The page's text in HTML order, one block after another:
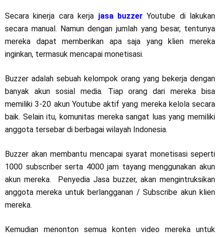
Secara kinerja cara kerja jasa buzzer Youtube di lakukan
secara manual. Namun dengan jumlah yang besar, tentunya
mereka dapat memberikan apa saja yang klien mereka
inginkan, termasuk mencapai monetisasi.
Buzzer adalah sebuah kelompok orang yang bekerja dengan
banyak akun sosial media. Tiap orang dari mereka bisa
memiliki 3-20 akun Youtube aktif yang mereka kelola secara
baik. Selain itu, komunitas mereka sangat luas yang memiliki
anggota tersebar di berbagai wilayah Indonesia.
Buzzer akan membantu mencapai syarat monetisasi seperti
1000 subscriber serta 4000 jam tayang menggunakan akun
akun mereka. Penyedia Jasa buzzer, akan mengintruksikan
anggota mereka untuk berlangganan / Subscribe akun klien
mereka.
Kemudian menonton semua konten video mereka untuk